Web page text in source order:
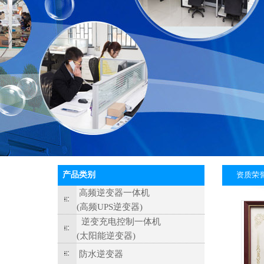
产品类别
高频逆变器一体机
(高频UPS逆变器)
逆变充电控制一体机
(太阳能逆变器)
防水逆变器
资质荣